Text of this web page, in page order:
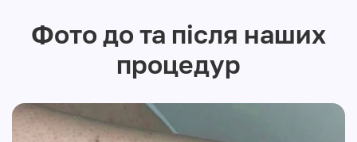
Фото до та після наших
процедур